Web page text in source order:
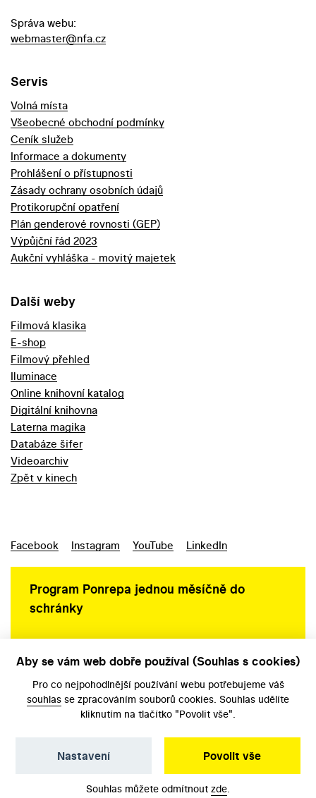
Správa webu:
webmaster@nfa.cz
Servis
Volná místa
Všeobecné obchodní podmínky
Ceník služeb
Informace a dokumenty
Prohlášení o přístupnosti
Zásady ochrany osobních údajů
Protikorupční opatření
Plán genderové rovnosti (GEP)
Výpůjční řád 2023
Aukční vyhláška - movitý majetek
Další weby
Filmová klasika
E-shop
Filmový přehled
Iluminace
Online knihovní katalog
Digitální knihovna
Laterna magika
Databáze šifer
Videoarchiv
Zpět v kinech
Facebook Instagram YouTube LinkedIn
Program Ponrepa jednou měsíčně do
schránky
Aby se vám web dobře používal (Souhlas s cookies)
Pro co nejpohodlnější používání webu potřebujeme váš
souhlas se zpracováním souborů cookies. Souhlas udělíte
kliknutím na tlačítko "Povolit vše".
Povolit vše
Nastavení
Souhlas můžete odmítnout zde